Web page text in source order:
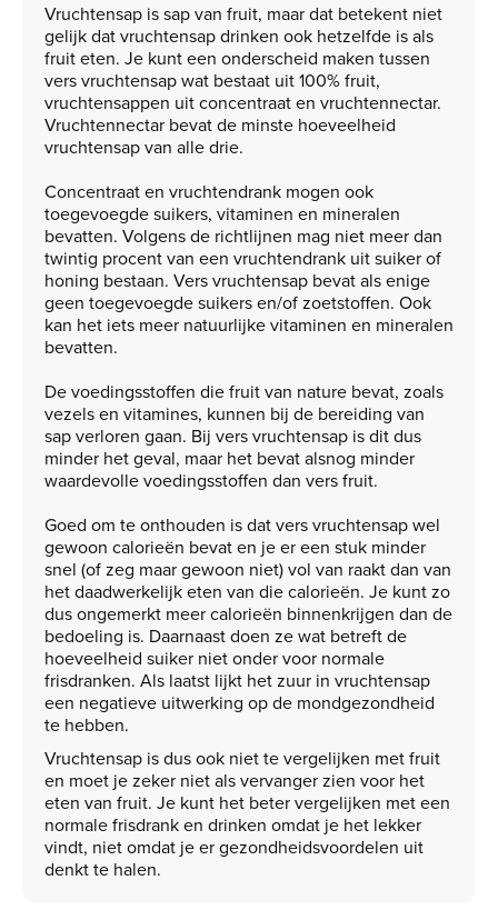
Vruchtensap is sap van fruit, maar dat betekent niet
gelijk dat vruchtensap drinken ook hetzelfde is als
fruit eten. Je kunt een onderscheid maken tussen
vers vruchtensap wat bestaat uit 100% fruit,
vruchtensappen uit concentraat en vruchtennectar.
Vruchtennectar bevat de minste hoeveelheid
vruchtensap van alle drie.
Concentraat en vruchtendrank mogen ook
toegevoegde suikers, vitaminen en mineralen
bevatten. Volgens de richtlijnen mag niet meer dan
twintig procent van een vruchtendrank uit suiker of
honing bestaan. Vers vruchtensap bevat als enige
geen toegevoegde suikers en/of zoetstoffen. Ook
kan het iets meer natuurlijke vitaminen en mineralen
bevatten.
De voedingsstoffen die fruit van nature bevat, zoals
vezels en vitamines, kunnen bij de bereiding van
sap verloren gaan. Bij vers vruchtensap is dit dus
minder het geval, maar het bevat alsnog minder
waardevolle voedingsstoffen dan vers fruit.
Goed om te onthouden is dat vers vruchtensap wel
gewoon calorieën bevat en je er een stuk minder
snel (of zeg maar gewoon niet) vol van raakt dan van
het daadwerkelijk eten van die calorieën. Je kunt zo
dus ongemerkt meer calorieën binnenkrijgen dan de
bedoeling is. Daarnaast doen ze wat betreft de
hoeveelheid suiker niet onder voor normale
frisdranken. Als laatst lijkt het zuur in vruchtensap
een negatieve uitwerking op de mondgezondheid
te hebben.
Vruchtensap is dus ook niet te vergelijken met fruit
en moet je zeker niet als vervanger zien voor het
eten van fruit. Je kunt het beter vergelijken met een
normale frisdrank en drinken omdat je het lekker
vindt, niet omdat je er gezondheidsvoordelen uit
denkt te halen.